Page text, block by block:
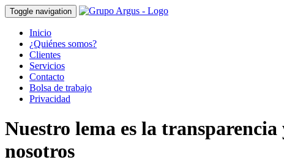
Toggle navigation
Inicio
¿Quiénes somos?
Clientes
Servicios
Contacto
Bolsa de trabajo
Privacidad
Nuestro lema es la
nosotros